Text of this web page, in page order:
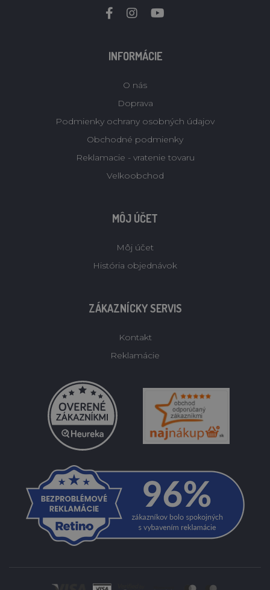
INFORMÁCIE
O nás
Doprava
Podmienky ochrany osobných údajov
Obchodné podmienky
Reklamacie - vratenie tovaru
Velkoobchod
MÔJ ÚČET
Môj účet
História objednávok
ZÁKAZNÍCKY SERVIS
Kontakt
Reklamácie